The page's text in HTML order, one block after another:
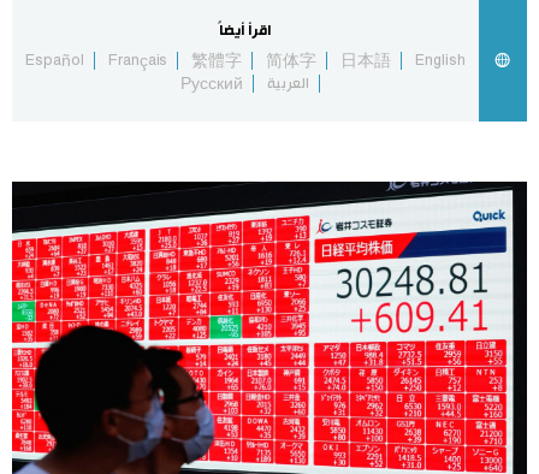
Русский
اليابان في فيديو
مانغا وأنيمي
علوم وتكنولوجيا
الأقسام
صور
الأكثر تفاعلا
اقرأ أيضاً
English
日本語
简体字
繁體字
Français
Español
العربية
Русский